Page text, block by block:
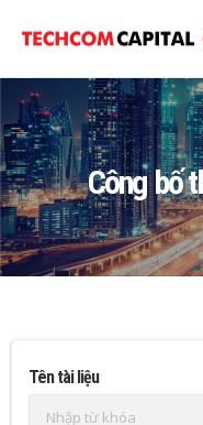
Công bố
Tên tài liệu